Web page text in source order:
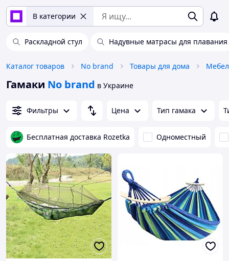
В категории
Раскладной стул Надувные матрасы для плавания
Каталог товаров No brand Товары для дома
Гамаки No brand в Украине
Фильтры Цена Тип гамака
Бесплатная доставка Rozetka Одноместный